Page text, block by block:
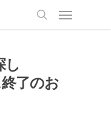
Menu
し
了のお